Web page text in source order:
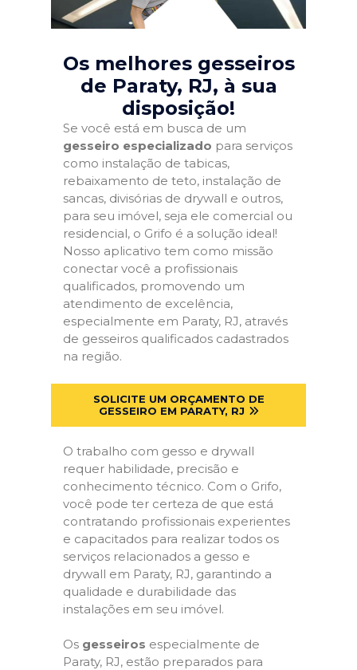
Os melhores gesseiros
de Paraty, RJ, à sua
disposição!
Se você está em busca de um
gesseiro especializado para serviços
como instalação de tabicas,
rebaixamento de teto, instalação de
sancas, divisórias de drywall e outros,
para seu imóvel, seja ele comercial ou
residencial, o Grifo é a solução ideal!
Nosso aplicativo tem como missão
conectar você a profissionais
qualificados, promovendo um
atendimento de excelência,
especialmente em Paraty, RJ, através
de gesseiros qualificados cadastrados
na região.
SOLICITE UM ORÇAMENTO DE
GESSEIRO EM PARATY, RJ
O trabalho com gesso e drywall
requer habilidade, precisão e
conhecimento técnico. Com o Grifo,
você pode ter certeza de que está
contratando profissionais experientes
e capacitados para realizar todos os
serviços relacionados a gesso e
drywall em Paraty, RJ, garantindo a
qualidade e durabilidade das
instalações em seu imóvel.
Os gesseiros especialmente de
Paraty, RJ, estão preparados para